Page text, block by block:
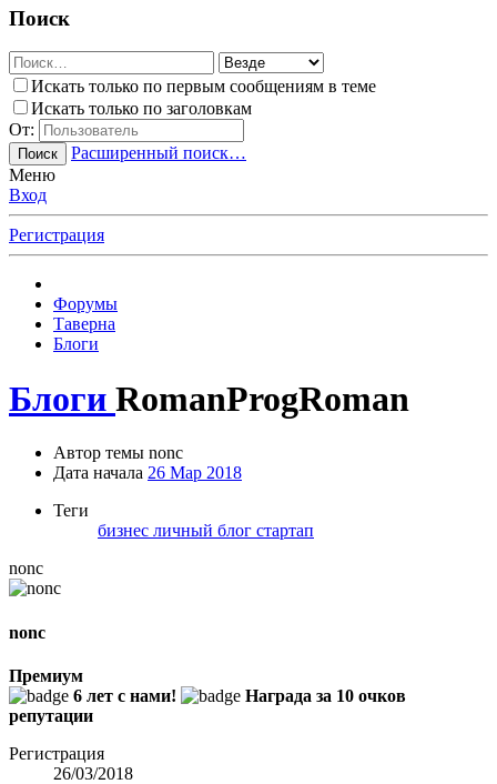
Поиск
Искать только по первым сообщениям в теме
Искать только по заголовкам
От:
Поиск
Расширенный поиск…
Меню
Вход
Регистрация
Форумы
Таверна
Блоги
Блоги RomanProgRoman
Автор темы nonc
Дата начала 26 Мар 2018
Теги
бизнес личный блог стартап
nonc
nonc
Премиум
6 лет с нами!
Награда за 10 очков
репутации
Регистрация
26/03/2018